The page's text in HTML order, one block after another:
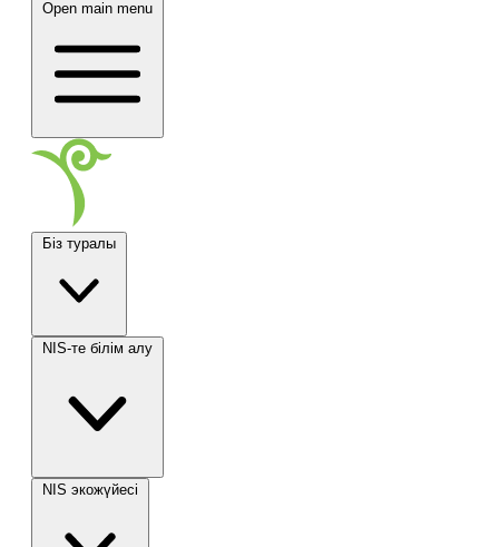
Open main menu
Біз туралы
NIS-те білім алу
NIS экожүйесі